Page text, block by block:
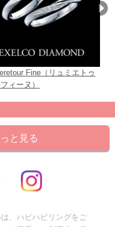
Fine（リュミエトゥ
ィーヌ）
と見る
、ハピハピリングをご